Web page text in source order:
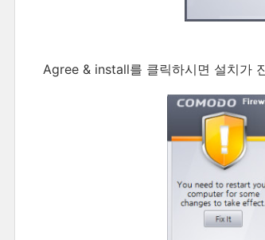
Agree & install를 클릭하시면 설치가